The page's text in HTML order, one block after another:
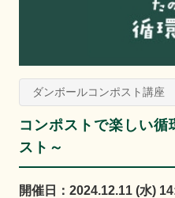
ダンボールコンポスト講座
コンポストで楽しい
スト～
開催日：2024.12.11 (水)